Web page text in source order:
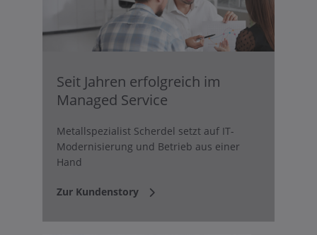
Seit Jahren erfolgreich im
Managed Service
Metallspezialist Scherdel setzt auf IT-
Modernisierung und Betrieb aus einer
Hand
Zur Kundenstory